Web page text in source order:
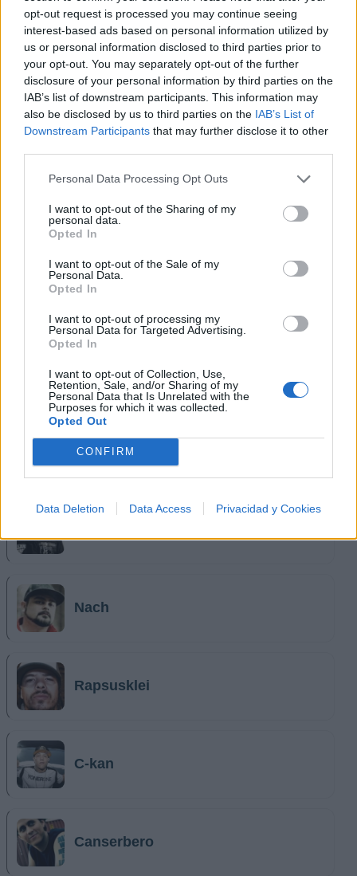
opt-out request is processed you may continue seeing
interest-based ads based on personal information utilized by
us or personal information disclosed to third parties prior to
your opt-out. You may separately opt-out of the further
disclosure of your personal information by third parties on the
IAB’s list of downstream participants. This information may
also be disclosed by us to third parties on the IAB’s List of
Downstream Participants that may further disclose it to other
Personal Data Processing Opt Outs
I want to opt-out of the Sharing of my
personal data.
Opted In
I want to opt-out of the Sale of my
Personal Data.
Opted In
I want to opt-out of processing my
Personal Data for Targeted Advertising.
Opted In
I want to opt-out of Collection, Use,
Retention, Sale, and/or Sharing of my
Personal Data that Is Unrelated with the
Purposes for which it was collected.
Opted Out
CONFIRM
Data Deletion Data Access Privacidad y Cookies
Ivan Nietono está entre los 500 artistas más
apoyados y visitados de esta semana, su mejor
puesto ha sido el287ºen mayo de 2012.
¿Apoyar a Ivan Nieto?
10 0
Música Relacionada
Nach
Rapsusklei
C-kan
Canserbero